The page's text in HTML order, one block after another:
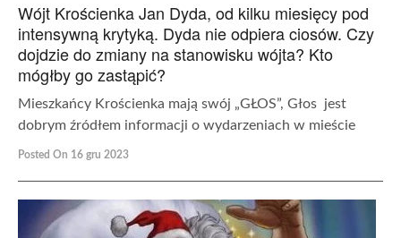
Wójt Krościenka Jan Dyda, od kilku miesięcy pod
intensywną krytyką. Dyda nie odpiera ciosów. Czy
dojdzie do zmiany na stanowisku wójta? Kto
mógłby go zastąpić?
Mieszkańcy Krościenka mają swój „GŁOS”, Głos jest
dobrym źródłem informacji o wydarzeniach w mieście
Posted On 16 gru 2023